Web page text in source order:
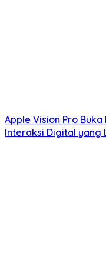
Apple Vision Pro
Interaksi Digital yang